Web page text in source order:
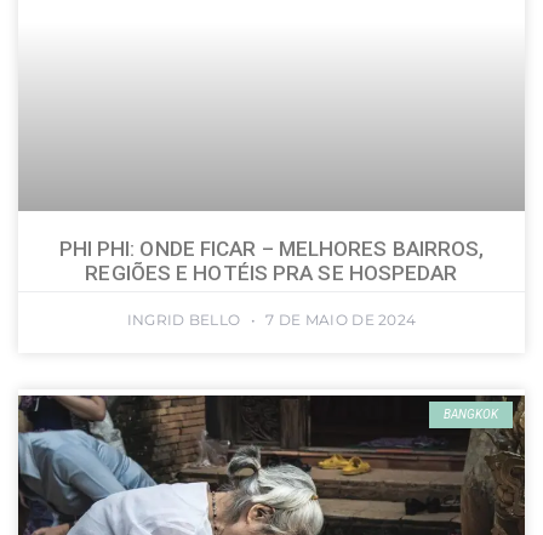
PHI PHI: ONDE FICAR – MELHORES BAIRROS,
REGIÕES E HOTÉIS PRA SE HOSPEDAR
INGRID BELLO 7 DE MAIO DE 2024
BANGKOK